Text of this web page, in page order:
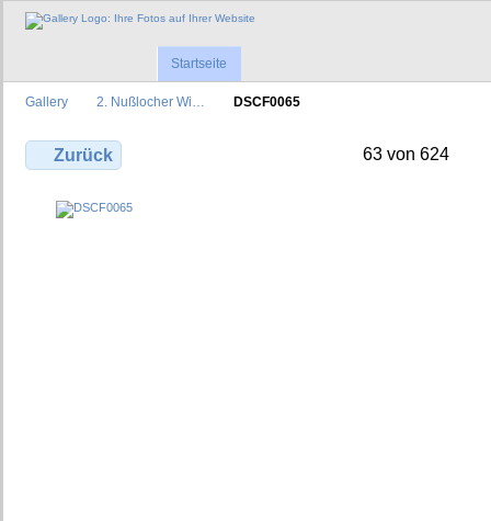
Startseite
Gallery 2. Nußlocher Wi… DSCF0065
Zurück 63 von 624